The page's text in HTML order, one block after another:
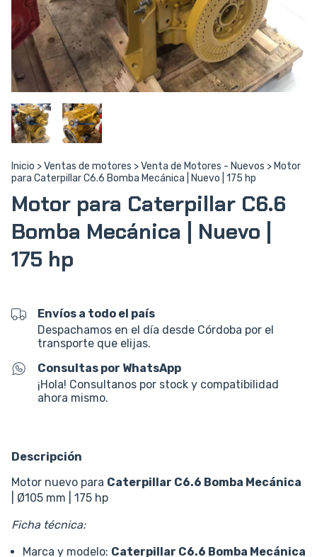
Inicio >Ventas de motores >Venta de Motores - Nuevos > Motor
para Caterpillar C6.6 Bomba Mecánica | Nuevo | 175 hp
Motor para Caterpillar C6.6
Bomba Mecánica | Nuevo |
175 hp
Envíos a todo el país
Despachamos en el día desde Córdoba por el
transporte que elijas.
Consultas por WhatsApp
¡Hola! Consultanos por stock y compatibilidad
ahora mismo.
Descripción
Motor nuevo para Caterpillar C6.6 Bomba Mecánica
| Ø105 mm | 175 hp
Ficha técnica:
Marca y modelo: Caterpillar C6.6 Bomba Mecánica